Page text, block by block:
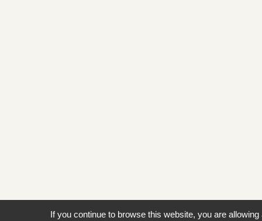
If you continue to browse this website, you are